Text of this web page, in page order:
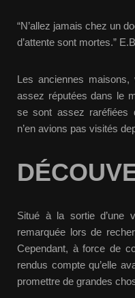
“N’allez jamais chez un
d’attente sont mortes.”
Les anciennes
assez réputées dans le
se sont assez raréfiées
n’en avions pas visités
Situé à la sortie d’une
remarquée lors de
Cependant, à force de
rendus compte qu’elle
promettre de grandes